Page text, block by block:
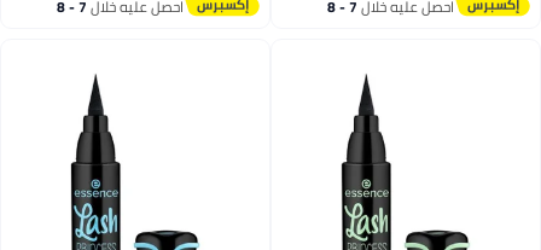
احصل عليه خلال 7 - 8 احصل عليه خلال 7 - 8